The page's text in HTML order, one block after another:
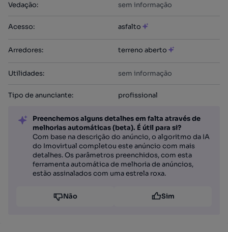
Vedação: sem informação
Acesso: asfalto
Arredores: terreno aberto
Utilidades: sem informação
Tipo de anunciante: profissional
Preenchemos alguns detalhes em falta através de
melhorias automáticas (beta). É útil para si?
Com base na descrição do anúncio, o algoritmo da IA
do Imovirtual completou este anúncio com mais
detalhes. Os parâmetros preenchidos, com esta
ferramenta automática de melhoria de anúncios,
estão assinalados com uma estrela roxa.
Não Sim